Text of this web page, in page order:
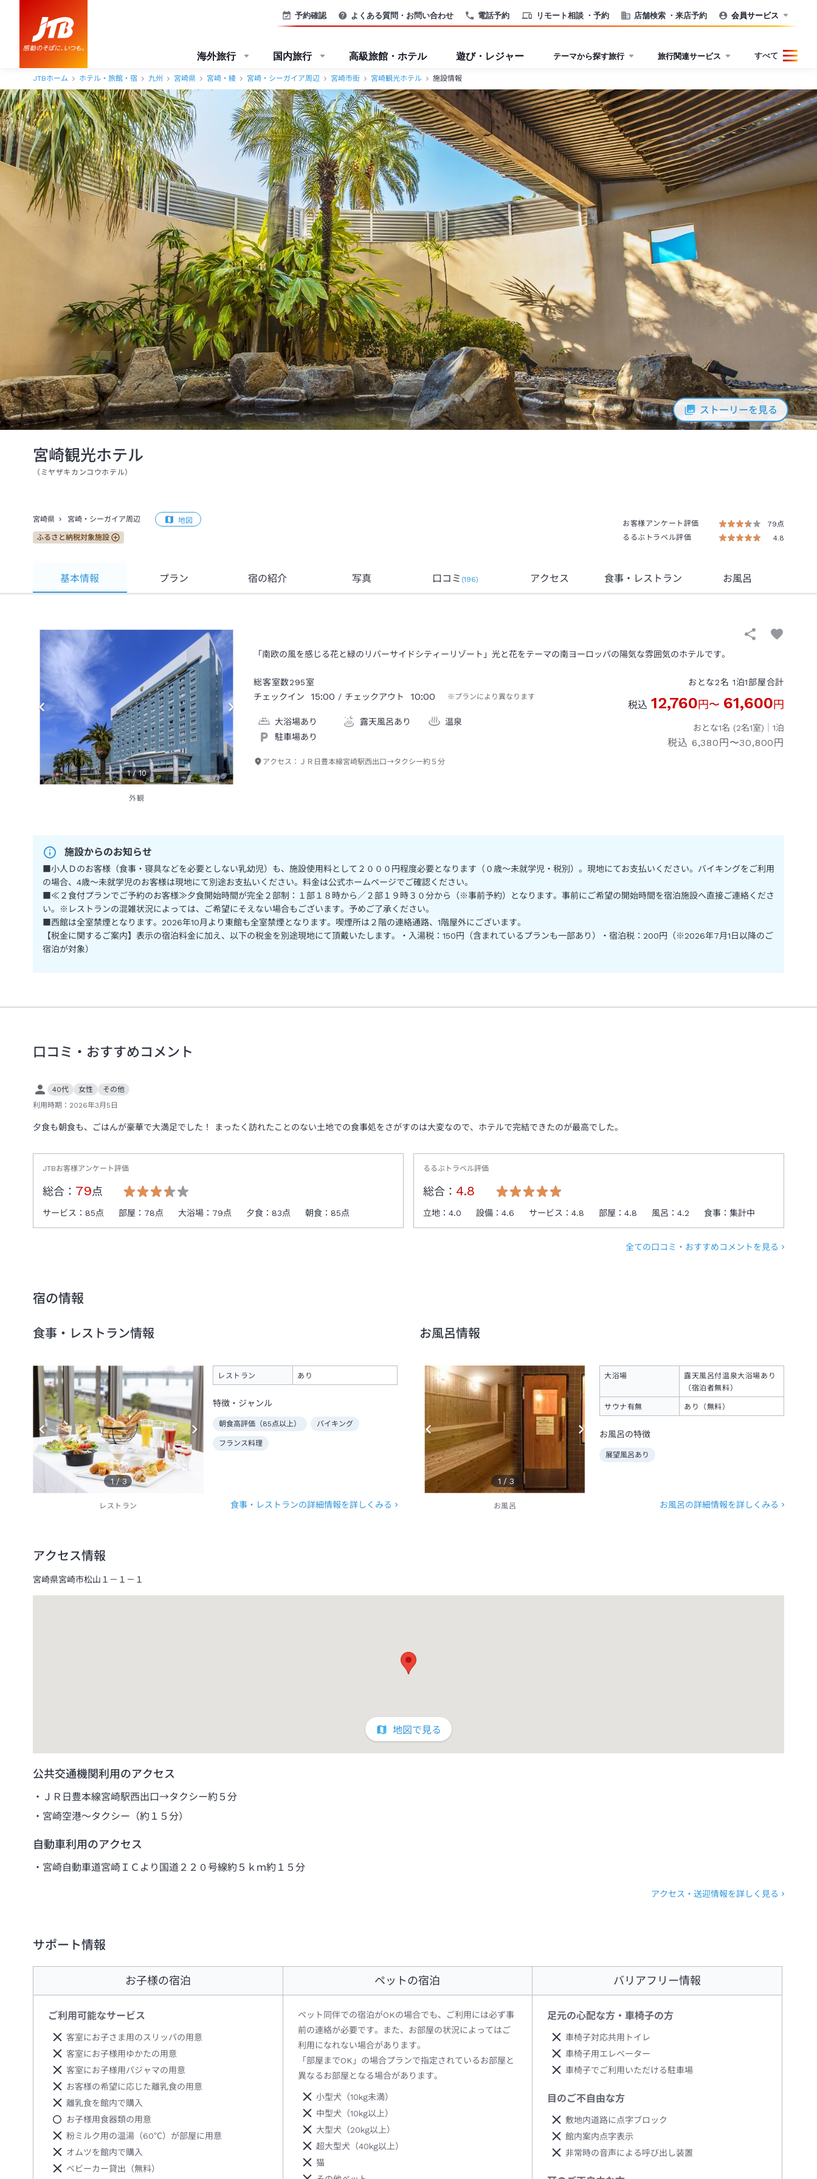
電話予約 リモート相談 ・予約 店舗検索 ・来店予約
予約確認 よくある質問・お問い合わせ 会員サービス
海外旅行 国内旅行 高級旅館・ホテル 遊び・レジャー テーマから探す旅行 旅行関連サービス すべて
JTBホーム ホテル・旅館・宿 九州 宮崎県 宮崎・綾 宮崎・シーガイア周辺 宮崎市街 宮崎観光ホテル 施設情報
ストーリーを見る
宮崎観光ホテル
（ ミヤザキカンコウホテル）
宮崎県 宮崎・シーガイア周辺 地図
ふるさと納税対象施設
お客様アンケート評価
79点
るるぶトラベル評価
4.8
基本情報 プラン 宿の紹介 写真 口コミ (196) アクセス 食事 ・レストラン お風呂
1 /10
外観
「南欧の風を感じる花と緑のリバーサイドシティーリゾート」光と花をテーマの南ヨーロッパの陽気な雰囲気のホテルです。
総客室数295室
チェックイン
15:00 / チェックアウト 10:00 ※プランにより異なります
大浴場あり 露天風呂あり
温泉
駐車場あり
アクセス： ＪＲ日豊本線宮崎駅西出口→タクシー約５分
おとな2名 1泊1部屋合計
税込 12,760円〜 61,600円
おとな1名 (2名1室)｜ 1泊
税込 6,380円〜30,800円
施設からのお知らせ
■小人Ｄのお客様（食事・寝具などを必要としない乳幼児）も、施設使用料として２０００円程度必要となります（０歳～未就学児・税別）。現地にてお支払いください。バイキングをご利用
の場合、4歳～未就学児のお客様は現地にて別途お支払いください。料金は公式ホームページでご確認ください。
■≪２食付プランでご予約のお客様≫夕食開始時間が完全２部制：１部１８時から／２部１９時３０分から（※事前予約）となります。事前にご希望の開始時間を宿泊施設へ直接ご連絡くださ
い。※レストランの混雑状況によっては、ご希望にそえない場合もございます。予めご了承ください。
■西館は全室禁煙となります。2026年10月より東館も全室禁煙となります。喫煙所は２階の連絡通路、1階屋外にございます。
【税金に関するご案内】表示の宿泊料金に加え、以下の税金を別途現地にて頂戴いたします。・入湯税：150円（含まれているプランも一部あり）・宿泊税：200円（※2026年7月1日以降のご
宿泊が対象）
口コミ・おすすめコメント
40代 女性
その他
利用時期： 2026年3月5日
夕食も朝食も、ごはんが豪華で大満足でした！ まったく訪れたことのない土地での食事処をさがすのは大変なので、ホテルで完結できたのが最高でした。
JTBお客様アンケート評価
総合： 79点
サービス： 85点 部屋： 78点 大浴場： 79点 夕食： 83点 朝食： 85点
るるぶトラベル評価
総合： 4.8
立地：4.0 設備：4.6 サービス：4.8 部屋：4.8 風呂：4.2 食事：集計中
全ての口コミ・おすすめコメントを見る
宿の情報
食事・レストラン情報
1 /3
レストラン
レストラン あり
特徴・ジャンル
朝食高評価（85点以上） バイキング
フランス料理
食事・レストランの詳細情報を詳しくみる
お風呂情報
1 / 3
お風呂
大浴場
露天風呂付温泉大浴場あり
（宿泊者無料）
サウナ有無 あり（無料）
お風呂の特徴
展望風呂あり
お風呂の詳細情報を詳しくみる
アクセス情報
宮崎県宮崎市松山１－１－１
地図で見る
公共交通機関利用のアクセス
ＪＲ日豊本線宮崎駅西出口→タクシー約５分
宮崎空港～タクシー（約１５分）
自動車利用のアクセス
宮崎自動車道宮崎ＩＣより国道２２０号線約５ｋｍ約１５分
アクセス・送迎情報を詳しく見る
サポート情報
お子様の宿泊
ご利用可能なサービス
客室にお子さま用のスリッパの用意
客室にお子様用ゆかたの用意
客室にお子様用パジャマの用意
お客様の希望に応じた離乳食の用意
離乳食を館内で購入
お子様用食器類の用意
粉ミルク用の温湯（60℃）が部屋に用意
オムツを館内で購入
ベビーカー貸出（無料）
ペットの宿泊
ペット同伴での宿泊がOKの場合でも、ご利用には必ず事
前の連絡が必要です。また、お部屋の状況によってはご
利用になれない場合があります。
「部屋までOK」の場合プランで指定されているお部屋と
異なるお部屋となる場合があります。
小型犬（10kg未満）
中型犬（10kg以上）
大型犬（20kg以上）
超大型犬（40kg以上）
猫
バリアフリー情報
足元の心配な方・車椅子の方
車椅子対応共用トイレ
車椅子用エレベーター
車椅子でご利用いただける駐車場
目のご不自由な方
敷地内道路に点字ブロック
館内案内点字表示
非常時の音声による呼び出し装置